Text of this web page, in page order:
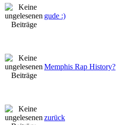
gude :)
Memphis Rap History?
zurück